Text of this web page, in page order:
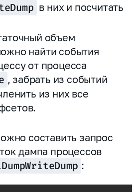
в них и посчитать
объем
найти события
от процесса
, забрать из событий
из них все
составить запрос
дампа процессов
: